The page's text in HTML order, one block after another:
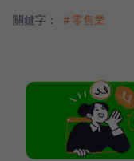
關鍵字： ＃零售業